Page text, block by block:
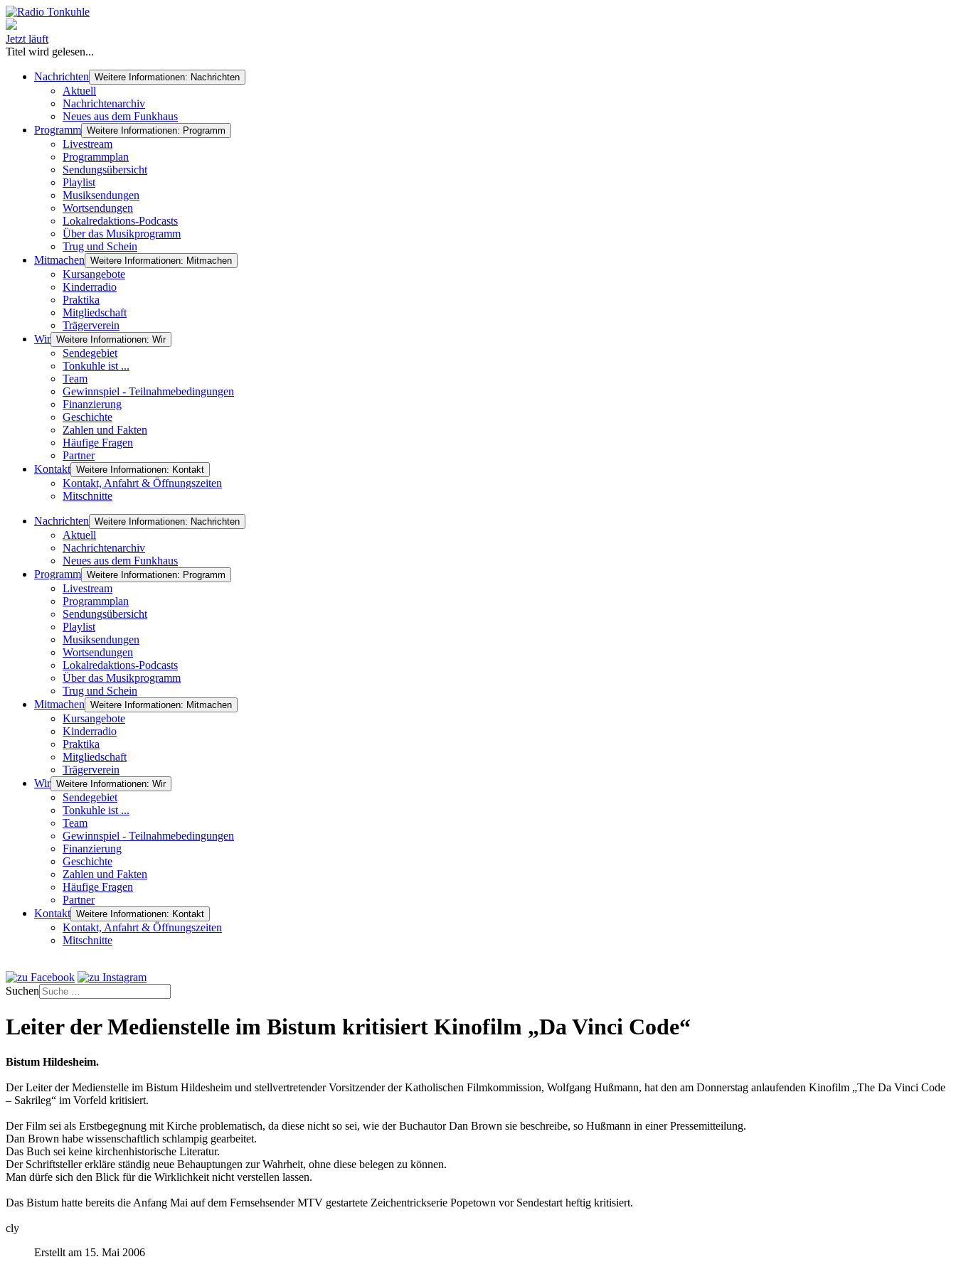
Jetzt läuft
Titel wird gelesen...
Nachrichten Weitere Informationen: Nachrichten
Aktuell
Nachrichtenarchiv
Neues aus dem Funkhaus
Programm Weitere Informationen: Programm
Livestream
Programmplan
Sendungsübersicht
Playlist
Musiksendungen
Wortsendungen
Lokalredaktions-Podcasts
Über das Musikprogramm
Trug und Schein
Mitmachen Weitere Informationen: Mitmachen
Kursangebote
Kinderradio
Praktika
Mitgliedschaft
Trägerverein
Wir Weitere Informationen: Wir
Sendegebiet
Tonkuhle ist ...
Team
Gewinnspiel - Teilnahmebedingungen
Finanzierung
Geschichte
Zahlen und Fakten
Häufige Fragen
Partner
Kontakt Weitere Informationen: Kontakt
Kontakt, Anfahrt & Öffnungszeiten
Mitschnitte
Nachrichten Weitere Informationen: Nachrichten
Aktuell
Nachrichtenarchiv
Neues aus dem Funkhaus
Programm Weitere Informationen: Programm
Livestream
Programmplan
Sendungsübersicht
Playlist
Musiksendungen
Wortsendungen
Lokalredaktions-Podcasts
Über das Musikprogramm
Trug und Schein
Mitmachen Weitere Informationen: Mitmachen
Kursangebote
Kinderradio
Praktika
Mitgliedschaft
Trägerverein
Wir Weitere Informationen: Wir
Sendegebiet
Tonkuhle ist ...
Team
Gewinnspiel - Teilnahmebedingungen
Finanzierung
Geschichte
Zahlen und Fakten
Häufige Fragen
Partner
Kontakt Weitere Informationen: Kontakt
Kontakt, Anfahrt & Öffnungszeiten
Mitschnitte
Suchen
Leiter der Medienstelle im Bistum kritisiert Kinofilm „Da Vinci Code“
Bistum Hildesheim.
Der Leiter der Medienstelle im Bistum Hildesheim und stellvertretender Vorsitzender der Katholischen Filmkommission, Wolfgang Hußmann, hat den am Donnerstag anlaufenden Kinofilm „The Da Vinci Code
– Sakrileg“ im Vorfeld kritisiert.
Der Film sei als Erstbegegnung mit Kirche problematisch, da diese nicht so sei, wie der Buchautor Dan Brown sie beschreibe, so Hußmann in einer Pressemitteilung.
Dan Brown habe wissenschaftlich schlampig gearbeitet.
Das Buch sei keine kirchenhistorische Literatur.
Der Schriftsteller erkläre ständig neue Behauptungen zur Wahrheit, ohne diese belegen zu können.
Man dürfe sich den Blick für die Wirklichkeit nicht verstellen lassen.
Das Bistum hatte bereits die Anfang Mai auf dem Fernsehsender MTV gestartete Zeichentrickserie Popetown vor Sendestart heftig kritisiert.
cly
Erstellt am 15. Mai 2006